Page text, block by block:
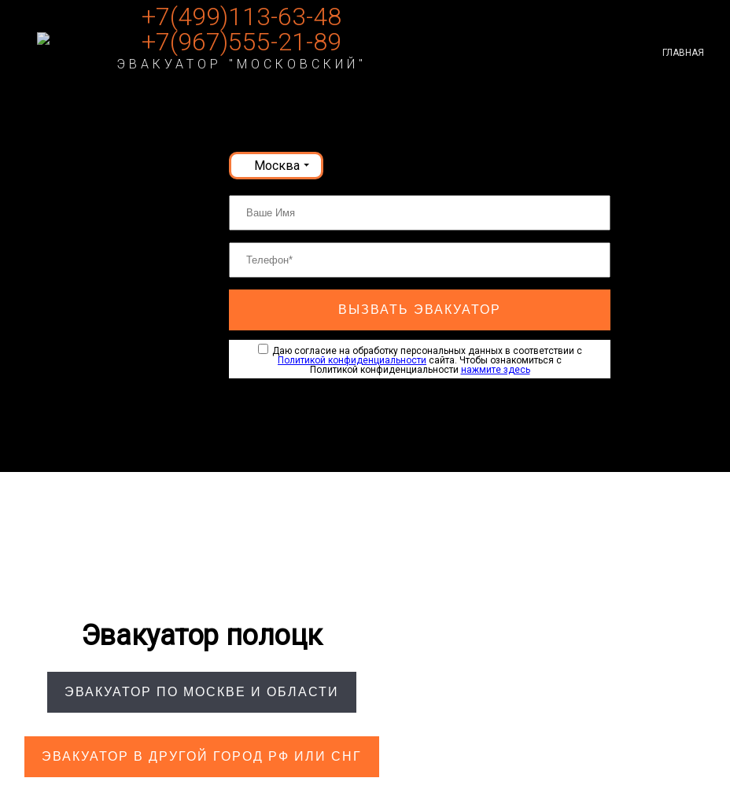
+7(499)113-63-48
+7(967)555-21-89
ЭВАКУАТОР "МОСКОВСКИЙ"
ГЛАВНАЯ
Москва
ВЫЗВАТЬ ЭВАКУАТОР
Даю согласие на обработку персональных данных в соответствии с
Политикой конфиденциальности сайта. Чтобы ознакомиться с
Политикой конфиденциальности нажмите здесь
Эвакуатор полоцк
ЭВАКУАТОР ПО МОСКВЕ И ОБЛАСТИ
ЭВАКУАТОР В ДРУГОЙ ГОРОД РФ ИЛИ СНГ